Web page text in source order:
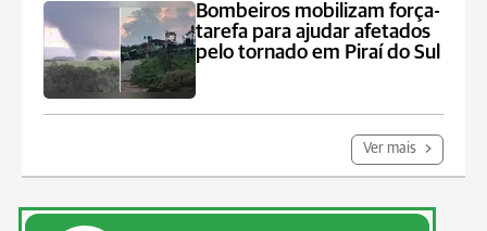
Bombeiros mobilizam força-
tarefa para ajudar afetados
pelo tornado em Piraí do Sul
Ver mais